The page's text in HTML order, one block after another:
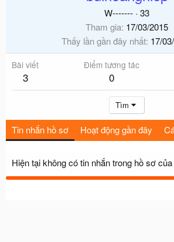
W------- · 33
Tham gia 17/03/2015
Thấy lần gần đây nhất 17/
Bài viết
3
Điểm tương tác
0
Tìm
Tin nhắn hồ sơ Hoạt động gần đây
Hiện tại không có tin nhắn trong hồ sơ